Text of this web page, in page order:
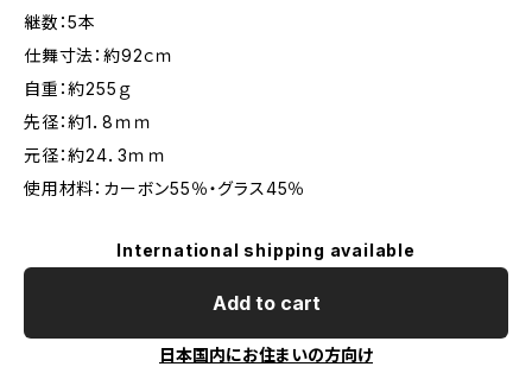
継数：5本
仕舞寸法：約92ｃｍ
自重：約255ｇ
先径：約1．8ｍｍ
元径：約24．3ｍｍ
使用材料：カーボン55％・グラス45％
International shipping available
Add to cart
日本国内にお住まいの方向け